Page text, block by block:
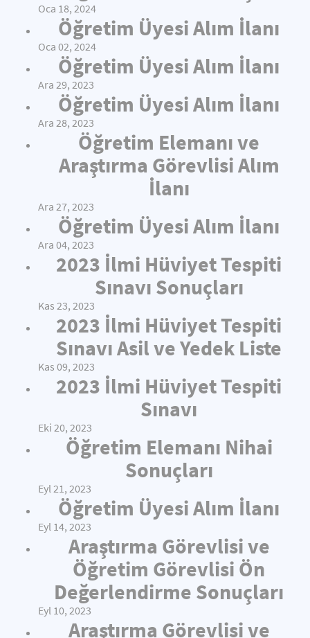
Oca 18, 2024
Öğretim Üyesi Alım İlanı
Oca 02, 2024
Öğretim Üyesi Alım İlanı
Ara 29, 2023
Öğretim Üyesi Alım İlanı
Ara 28, 2023
Öğretim Elemanı ve
Araştırma Görevlisi Alım
İlanı
Ara 27, 2023
Öğretim Üyesi Alım İlanı
Ara 04, 2023
2023 İlmi Hüviyet Tespiti
Sınavı Sonuçları
Kas 23, 2023
2023 İlmi Hüviyet Tespiti
Sınavı Asil ve Yedek Liste
Kas 09, 2023
2023 İlmi Hüviyet Tespiti
Sınavı
Eki 20, 2023
Öğretim Elemanı Nihai
Sonuçları
Eyl 21, 2023
Öğretim Üyesi Alım İlanı
Eyl 14, 2023
Araştırma Görevlisi ve
Öğretim Görevlisi Ön
Değerlendirme Sonuçları
Eyl 10, 2023
Araştırma Görevlisi ve